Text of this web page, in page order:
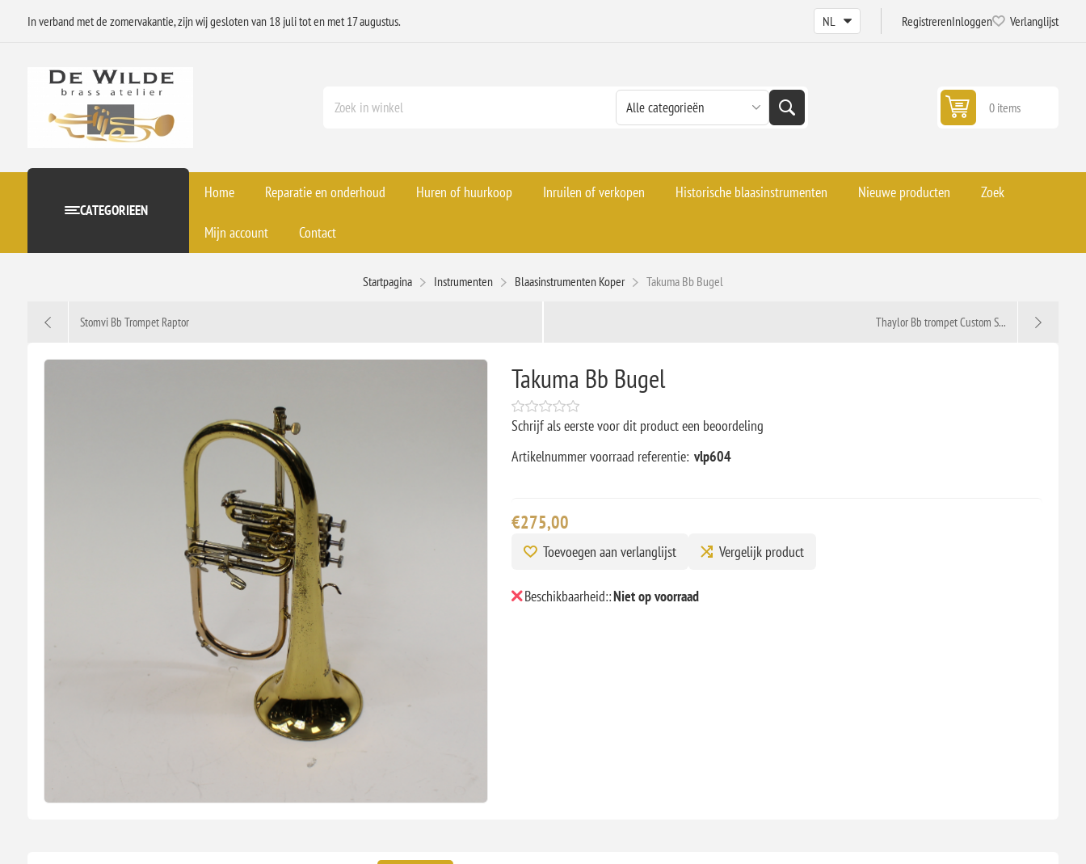
In verband met de zomervakantie, zijn wij gesloten van 18 juli tot en met 17 augustus. RegistrerenInloggen Verlanglijst
0 items
CATEGORIEEN
Home Reparatie en onderhoud Huren of huurkoop Inruilen of verkopen Historische blaasinstrumenten Nieuwe producten Zoek
Mijn account Contact
Startpagina Instrumenten Blaasinstrumenten Koper Takuma Bb Bugel
Stomvi Bb Trompet Raptor Thaylor Bb trompet Custom S...
Takuma Bb Bugel
Schrijf als eerste voor dit product een beoordeling
Artikelnummer voorraad referentie: vlp604
€275,00
Toevoegen aan verlanglijst Vergelijk product
Beschikbaarheid::Niet op voorraad